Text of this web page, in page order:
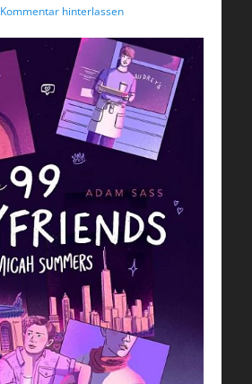
Kommentar hinterlassen